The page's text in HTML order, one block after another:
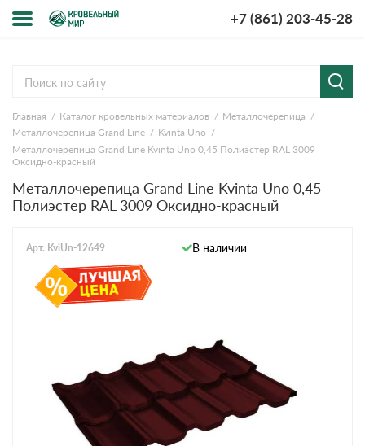
+7 (861) 203-45-28
компании
и оплата
ответы
Главная Каталог кровельных материалов
Металлочерепица
Металлочерепица Grand Line
Kvinta Uno
Металлочерепица Grand Line Kvinta Uno 0,45 Полиэстер RAL 3009
Оксидно-красный
Металлочерепица Grand Line Kvinta Uno 0,45
Полиэстер RAL 3009 Оксидно-красный
Арт. KviUn-12649 В наличии